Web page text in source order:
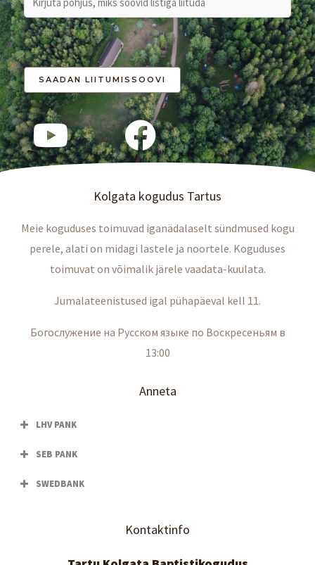
Kolgata kogudus Tartus
Meie koguduses toimuvad iganädalaselt sündmused kogu
perele, alati on midagi lastele ja noortele. Koguduses
toimuvat on võimalik järele vaadata-kuulata.
Jumalateenistused igal pühapäeval kell 11.
Богослужение на Русском языке по Воскресеньям в
13:00
Anneta
LHV PANK
SEB PANK
SWEDBANK
Kontaktinfo